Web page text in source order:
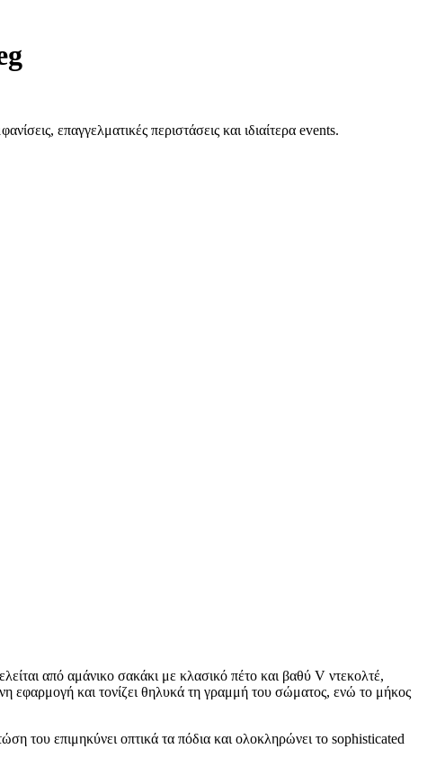
επαγγελματικές περιστάσεις και ιδιαίτερα events.
από αμάνικο σακάκι με κλασικό πέτο και βαθύ V ντεκολτέ,
εφαρμογή και τονίζει θηλυκά τη γραμμή του σώματος, ενώ το μήκος
του επιμηκύνει οπτικά τα πόδια και ολοκληρώνει το sophisticated